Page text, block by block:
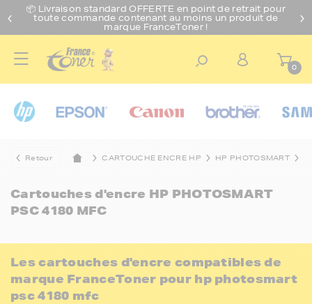
📦 Livraison standard OFFERTE en point de retrait pour
toute commande contenant au moins un produit de
marque FranceToner !
0
Retour CARTOUCHE ENCRE HP HP PHOTOSMART
Cartouches d'encre HP PHOTOSMART
PSC 4180 MFC
Les cartouches d'encre compatibles de
marque FranceToner pour hp photosmart
psc 4180 mfc